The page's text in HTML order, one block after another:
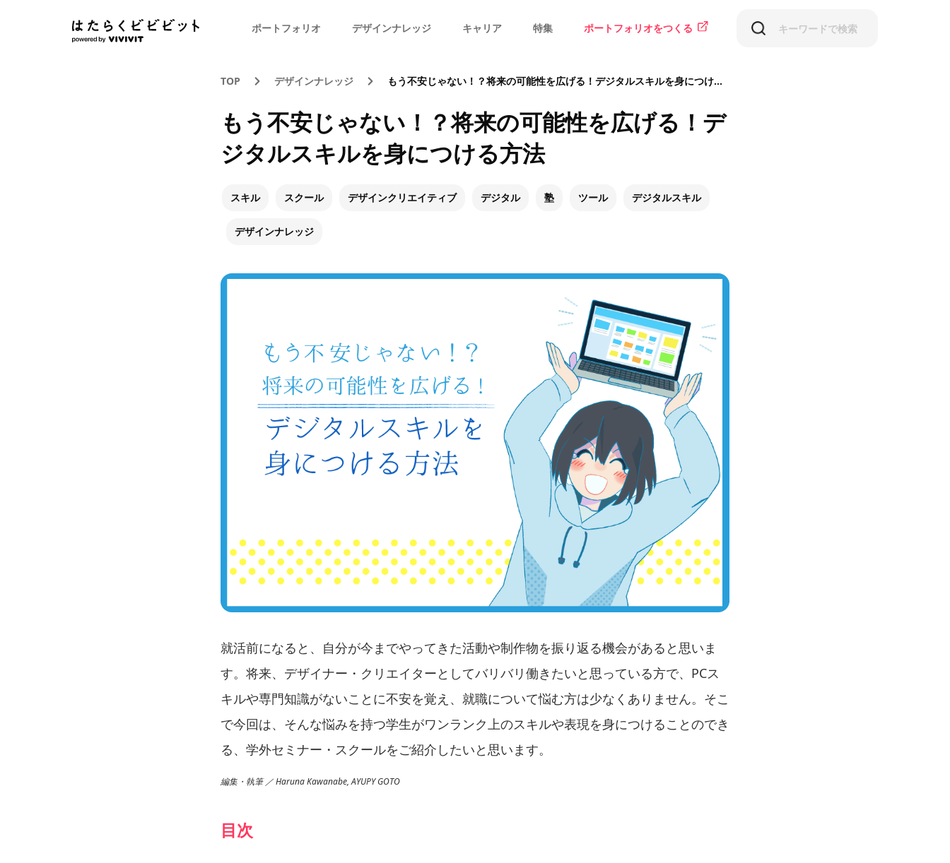
ポートフォリオ デザインナレッジ キャリア 特集 ポートフォリオをつくる
TOP デザインナレッジ もう不安じゃない！？将来の可能性を広げる！デジタルスキルを身につける方法
もう不安じゃない！？将来の可能性を広げる！デ
ジタルスキルを身につける方法
スキル スクール デザインクリエイティブ デジタル 塾 ツール デジタルスキル
デザインナレッジ
就活前になると、自分が今までやってきた活動や制作物を振り返る機会があると思いま
す。将来、デザイナー・クリエイターとしてバリバリ働きたいと思っている方で、PCス
キルや専門知識がないことに不安を覚え、就職について悩む方は少なくありません。そこ
で今回は、そんな悩みを持つ学生がワンランク上のスキルや表現を身につけることのでき
る、学外セミナー・スクールをご紹介したいと思います。
編集・執筆 ／ Haruna Kawanabe, AYUPY GOTO
目次